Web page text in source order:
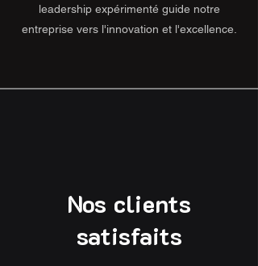
leadership expérimenté guide notre
entreprise vers l'innovation et l'excellence.
Nos clients
satisfaits